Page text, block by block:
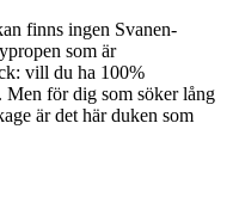
finns ingen Svanen-
som är
vill du ha 100%
för dig som söker lång
är det här duken som